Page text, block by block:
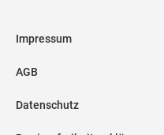
Impressum
AGB
Datenschutz